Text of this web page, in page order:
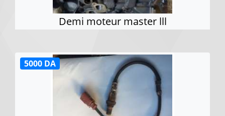
Demi moteur master lll
5000 DA